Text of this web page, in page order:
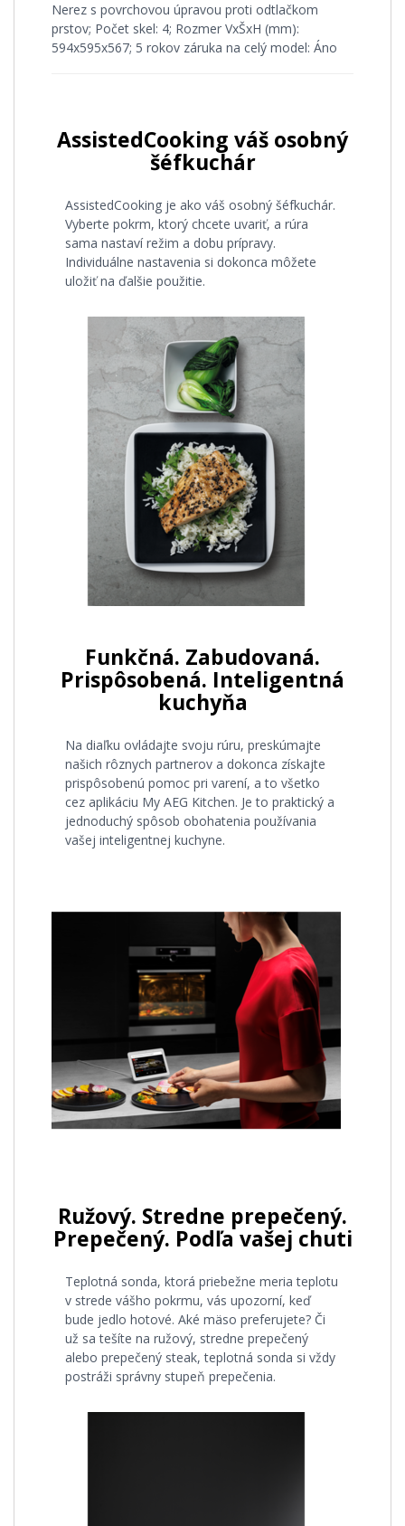
Nerez s povrchovou úpravou proti odtlačkom
prstov; Počet skel: 4; Rozmer VxŠxH (mm):
594x595x567; 5 rokov záruka na celý model: Áno
AssistedCooking váš osobný
šéfkuchár
AssistedCooking je ako váš osobný šéfkuchár.
Vyberte pokrm, ktorý chcete uvariť, a rúra
sama nastaví režim a dobu prípravy.
Individuálne nastavenia si dokonca môžete
uložiť na ďalšie použitie.
Funkčná. Zabudovaná.
Prispôsobená. Inteligentná
kuchyňa
Na diaľku ovládajte svoju rúru, preskúmajte
našich rôznych partnerov a dokonca získajte
prispôsobenú pomoc pri varení, a to všetko
cez aplikáciu My AEG Kitchen. Je to praktický a
jednoduchý spôsob obohatenia používania
vašej inteligentnej kuchyne.
Ružový. Stredne prepečený.
Prepečený. Podľa vašej chuti
Teplotná sonda, ktorá priebežne meria teplotu
v strede vášho pokrmu, vás upozorní, keď
bude jedlo hotové. Aké mäso preferujete? Či
už sa tešíte na ružový, stredne prepečený
alebo prepečený steak, teplotná sonda si vždy
postráži správny stupeň prepečenia.